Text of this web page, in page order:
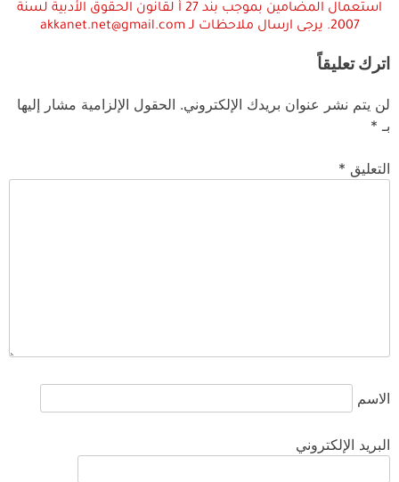
استعمال المضامين بموجب بند 27 أ لقانون الحقوق الأدبية لسنة
2007. يرجى ارسال ملاحظات لـ akkanet.net@gmail.com
اترك تعليقاً
لن يتم نشر عنوان بريدك الإلكتروني. الحقول الإلزامية مشار إليها
بـ *
التعليق *
الاسم
البريد الإلكتروني